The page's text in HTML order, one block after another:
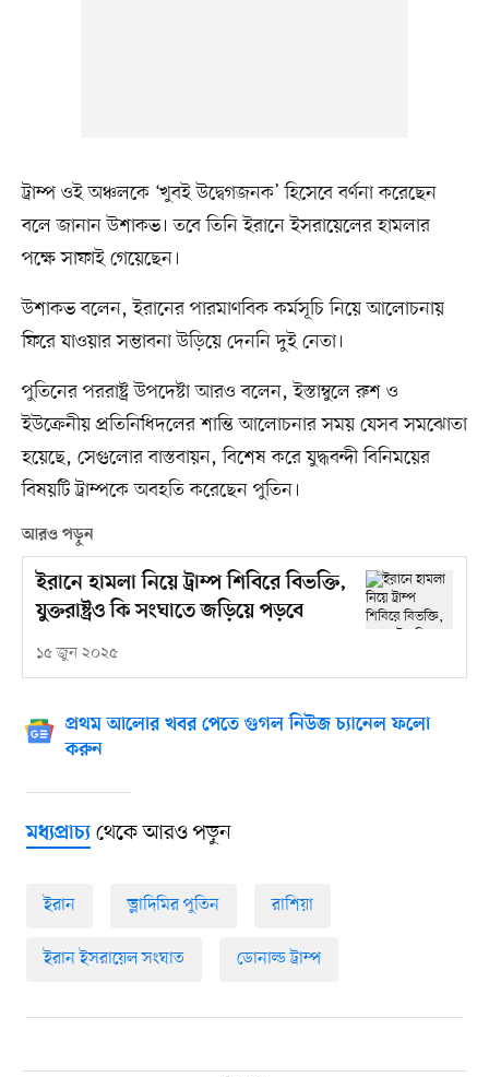
ট্রাম্প ওই অঞ্চলকে ‘খুবই উদ্বেগজনক’ হিসেবে বর্ণনা করেছেন
বলে জানান উশাকভ। তবে তিনি ইরানে ইসরায়েলের হামলার
পক্ষে সাফাই গেয়েছেন।
উশাকভ বলেন, ইরানের পারমাণবিক কর্মসূচি নিয়ে আলোচনায়
ফিরে যাওয়ার সম্ভাবনা উড়িয়ে দেননি দুই নেতা।
পুতিনের পররাষ্ট্র উপদেষ্টা আরও বলেন, ইস্তাম্বুলে রুশ ও
ইউক্রেনীয় প্রতিনিধিদলের শান্তি আলোচনার সময় যেসব সমঝোতা
হয়েছে, সেগুলোর বাস্তবায়ন, বিশেষ করে যুদ্ধবন্দী বিনিময়ের
বিষয়টি ট্রাম্পকে অবহতি করেছেন পুতিন।
আরও পড়ুন
ইরানে হামলা নিয়ে ট্রাম্প শিবিরে বিভক্তি,
যুক্তরাষ্ট্রও কি সংঘাতে জড়িয়ে পড়বে
১৫ জুন ২০২৫
প্রথম আলোর খবর পেতে গুগল নিউজ চ্যানেল ফলো
করুন
মধ্যপ্রাচ্যথেকে আরও পড়ুন
ইরান ভ্লাদিমির পুতিন রাশিয়া
ইরান ইসরায়েল সংঘাত ডোনাল্ড ট্রাম্প